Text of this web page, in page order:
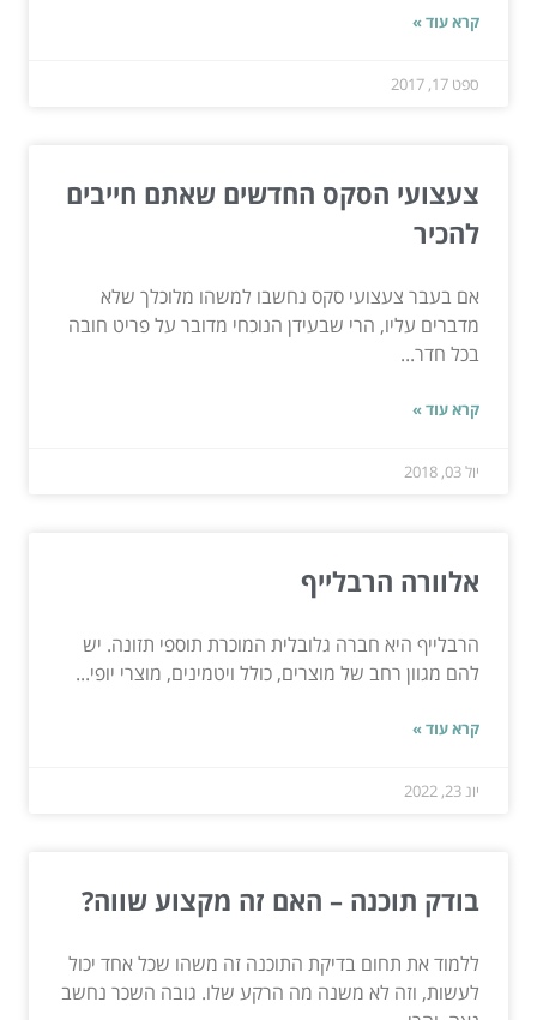
קרא עוד »
ספט 17, 2017
צעצועי הסקס החדשים שאתם חייבים
להכיר
אם בעבר צעצועי סקס נחשבו למשהו מלוכלך שלא
מדברים עליו, הרי שבעידן הנוכחי מדובר על פריט חובה
בכל חדר...
קרא עוד »
יול 03, 2018
אלוורה הרבלייף
הרבלייף היא חברה גלובלית המוכרת תוספי תזונה. יש
להם מגוון רחב של מוצרים, כולל ויטמינים, מוצרי יופי...
קרא עוד »
יונ 23, 2022
בודק תוכנה – האם זה מקצוע שווה?
ללמוד את תחום בדיקת התוכנה זה משהו שכל אחד יכול
לעשות, וזה לא משנה מה הרקע שלו. גובה השכר נחשב